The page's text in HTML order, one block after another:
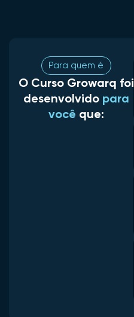
Para quem é
O Curso Growarq foi
desenvolvido para
você que: